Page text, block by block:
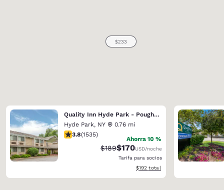
Quality Inn Hyde Park - Poughkeepsie North
Hyde Park, NY
0.76 mi
calificación de 3.82 estrellas. Bueno. 1535 reseñas
3.8(1535)
Ahorra 10 %
Precio tachado:
$189Precio con descuento:
$170USD/noche
Tarifa para socios
Ver detalles del total estimado
$192 total